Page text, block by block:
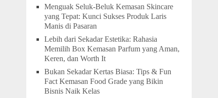
Menguak Seluk-Beluk Kemasan Skincare
yang Tepat: Kunci Sukses Produk Laris
Manis di Pasaran
Lebih dari Sekadar Estetika: Rahasia
Memilih Box Kemasan Parfum yang Aman,
Keren, dan Worth It
Bukan Sekadar Kertas Biasa: Tips & Fun
Fact Kemasan Food Grade yang Bikin
Bisnis Naik Kelas